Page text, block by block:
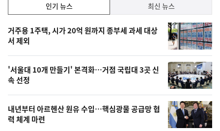
기,
최
신,
오
늘
의
영
상
인기 뉴스 최신 뉴스
인
기
뉴
스
거주용 1주택, 시가 20억 원까지 종부세 과세 대상
서 제외
'서울대 10개 만들기' 본격화…거점 국립대 3곳 신
속 선정
내년부터 아르헨산 원유 수입…핵심광물 공급망 협
력 체계 마련